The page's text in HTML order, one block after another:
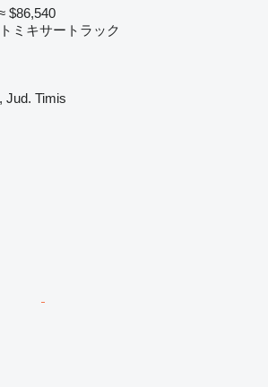
$86,540
ミキサートラック
Jud. Timis